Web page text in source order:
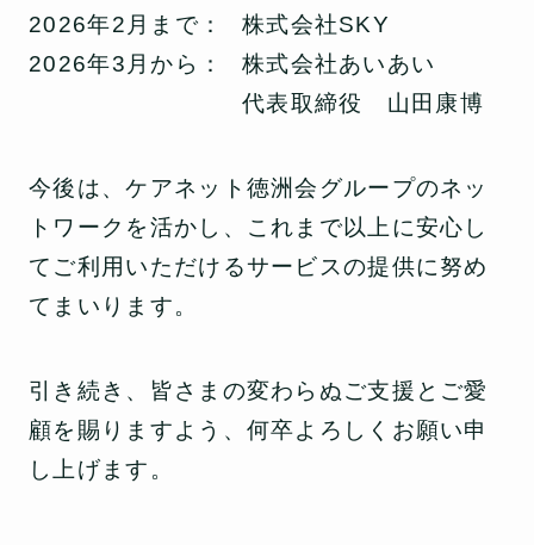
2026年2月まで：
株式会社SKY
2026年3月から：
株式会社あいあい
代表取締役 山田康博
今後は、ケアネット徳洲会グループのネッ
トワークを活かし、これまで以上に安心し
てご利用いただけるサービスの提供に努め
てまいります。
引き続き、皆さまの変わらぬご支援とご愛
顧を賜りますよう、何卒よろしくお願い申
し上げます。